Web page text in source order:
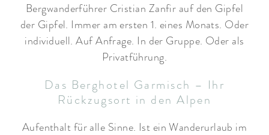
Bergwanderführer Cristian Zanfir auf den Gipfel
der Gipfel. Immer am ersten 1. eines Monats. Oder
individuell. Auf Anfrage. In der Gruppe. Oder als
Privatführung.
Das Berghotel Garmisch – Ihr
Rückzugsort in den Alpen
Aufenthalt für alle Sinne. Ist ein Wanderurlaub im